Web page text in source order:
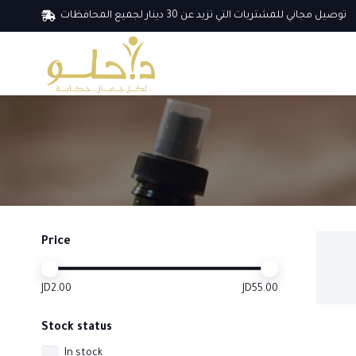
توصيل مجاني للمشتريات التي تزيد عن 30 دينار لجميع المحافظات
Price
JD2.00 JD55.00
Stock status
In stock